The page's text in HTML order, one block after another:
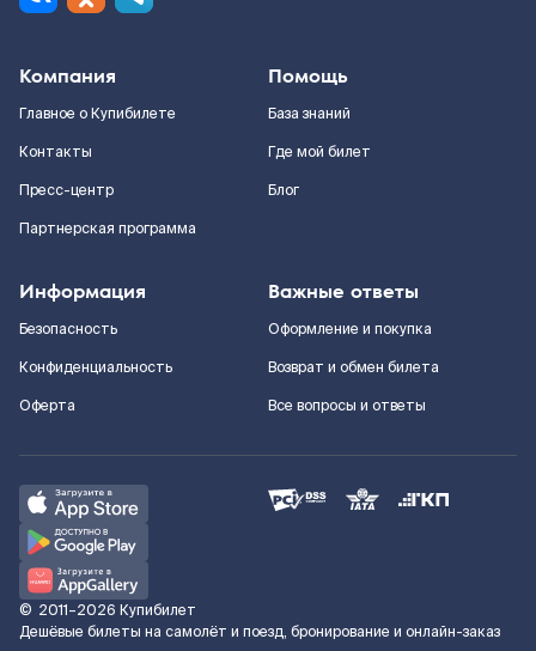
Компания
Главное о Купибилете
Контакты
Пресс-центр
Партнерская программа
Помощь
База знаний
Где мой билет
Блог
Информация
Безопасность
Конфиденциальность
Оферта
Важные ответы
Оформление и покупка
Возврат и обмен билета
Все вопросы и ответы
© 2011–2026 Купибилет
Дешёвые билеты на самолёт и поезд, бронирование и онлайн-заказ